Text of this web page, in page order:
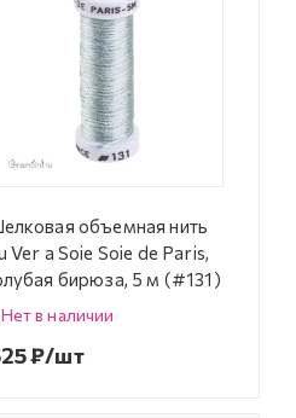
объемная нить
Ver a Soie Soie de Paris,
бирюза, 5 м (#131)
Нет в наличии
₽/шт